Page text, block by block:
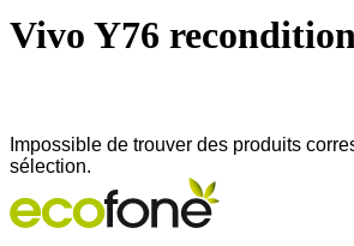
Vivo Y76
Impossible de trouver des produits
sélection.